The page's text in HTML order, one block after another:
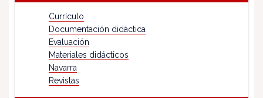
Currículo
Documentación didáctica
Evaluación
Materiales didácticos
Navarra
Revistas